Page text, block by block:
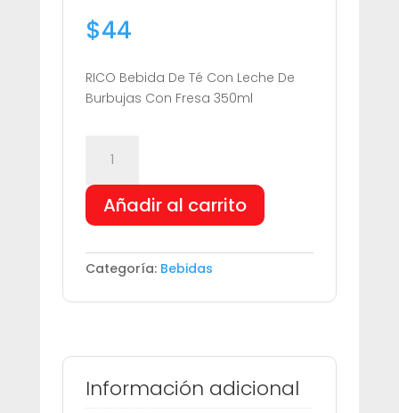
$44
RICO Bebida De Té Con Leche De
Burbujas Con Fresa 350ml
BUBBLE
MILK
TEA
BEBIDA
350ML
Añadir al carrito
Categoría: Bebidas
Información adicional